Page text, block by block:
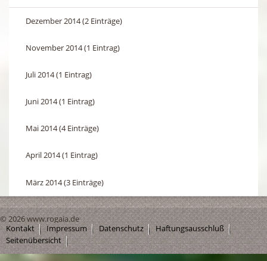
Dezember 2014 (2 Einträge)
November 2014 (1 Eintrag)
Juli 2014 (1 Eintrag)
Juni 2014 (1 Eintrag)
Mai 2014 (4 Einträge)
April 2014 (1 Eintrag)
März 2014 (3 Einträge)
© 2026 www.rogaia.de
Kontakt
Impressum Datenschutz
Haftungsausschluß
Seitenübersicht